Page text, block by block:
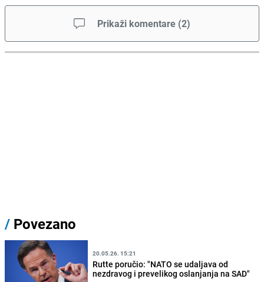
Prikaži komentare (2)
/ Povezano
20.05.26. 15:21
Rutte poručio: "NATO se udaljava od
nezdravog i prevelikog oslanjanja na SAD"